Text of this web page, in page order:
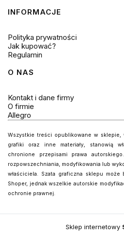
INFORMACJE
Polityka prywatności
Jak kupować?
Regulamin
O NAS
Kontakt i dane firmy
O firmie
Allegro
Wszystkie treści opublikowane w sklepie,
grafiki oraz inne materiały, stanowią
chronione przepisami prawa
rozpowszechniania, modyfikowania lub
właściciela. Szata graficzna sklepu
Shoper, jednak wszelkie autorskie
ochronie prawnej.
Sklep internetowy